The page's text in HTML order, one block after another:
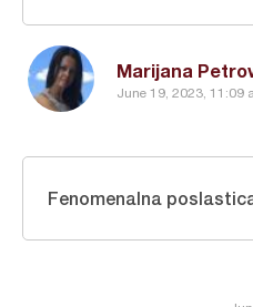
Marijana
June 19, 2023, 11:09
Fenomenalna